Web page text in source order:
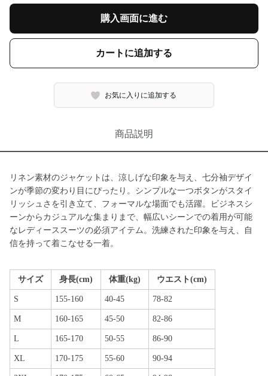
購入画面に進む
カートに追加する
お気に入りに追加する
商品説明
リネン素材のジャケットは、涼しげな印象を与え、七分袖デザイ
ンが季節の変わり目にぴったり。シンプルな一つボタンがスタイ
リッシュさを引き立て、フォーマルな場面でも活躍。ビジネスシ
ーンからカジュアルな集まりまで、幅広いシーンでの着用が可能
なレディーススーツの必須アイテム。洗練された印象を与え、自
信を持って着こなせる一着。
サイズ 身長(cm) 体重(kg) ウエスト(cm)
S 155-160 40-45 78-82
M 160-165 45-50 82-86
L 165-170 50-55 86-90
XL 170-175 55-60 90-94